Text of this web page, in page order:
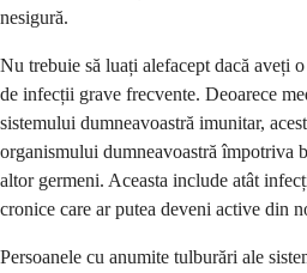
nesigură.
Nu trebuie să luați alefacept dacă aveți
de infecții grave frecvente. Deoarece
sistemului dumneavoastră imunitar,
organismului dumneavoastră împotriva
altor germeni. Aceasta include atât
cronice care ar putea deveni active din
Persoanele cu anumite tulburări ale